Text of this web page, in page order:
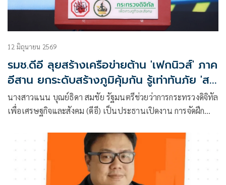
12 มิถุนายน 2569
รมช.ดีอี ลุยสร้างเครือข่ายต้าน 'เฟกนิวส์' ภาค
อีสาน ยกระดับสร้างภูมิคุ้มกัน รู้เท่าทันภัย 'ส
แกมเมอร์'
นางสาวแนน บุณย์ธิดา สมชัย รัฐมนตรีช่วยว่าการกระทรวงดิจิทัล
เพื่อเศรษฐกิจและสังคม (ดีอี) เป็นประธานเปิดงาน การจัดฝึก
ข่าวปลอม ครั้งที่ 2 ภายใต้โครงการศูนย์ประสานงานและแก้ไข
ปัญหาข่าวปลอม (Anti Fake News Center: AFNC) จังหวัด
อุบลราชธานีจัดการตนเองขององค์กรชุมชนทั่วประเทศเพื่อความ
ยั่งยืนจากฐานราก